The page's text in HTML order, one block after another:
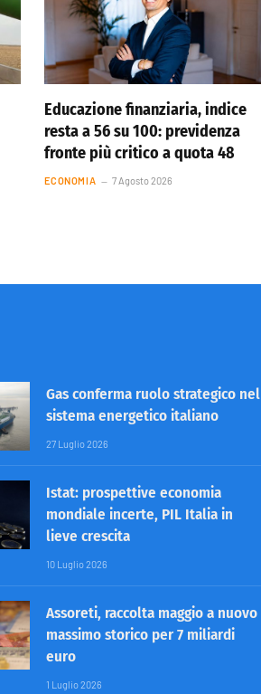
Educazione finanziaria, indice
resta a 56 su 100: previdenza
fronte più critico a quota 48
ECONOMIA 7 Agosto 2026
Gas conferma ruolo strategico nel
sistema energetico italiano
27 Luglio 2026
Istat: prospettive economia
mondiale incerte, PIL Italia in
lieve crescita
10 Luglio 2026
Assoreti, raccolta maggio a nuovo
massimo storico per 7 miliardi
euro
1 Luglio 2026